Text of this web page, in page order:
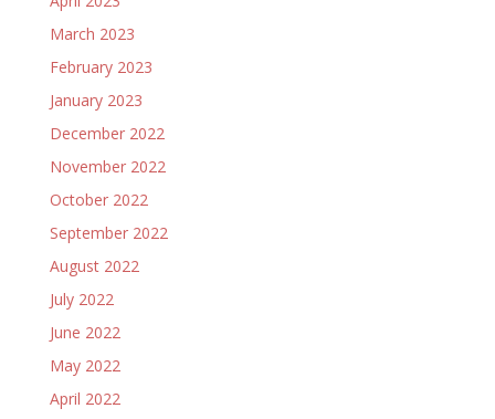
March 2023
February 2023
January 2023
December 2022
November 2022
October 2022
September 2022
August 2022
July 2022
June 2022
May 2022
April 2022